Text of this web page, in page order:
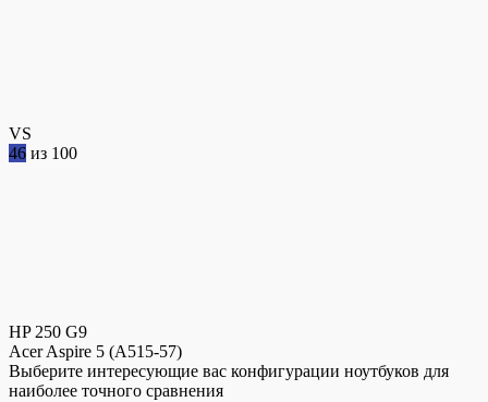
VS
46 из 100
HP 250 G9
Acer Aspire 5 (A515-57)
Выберите интересующие вас конфигурации ноутбуков для
наиболее точного сравнения